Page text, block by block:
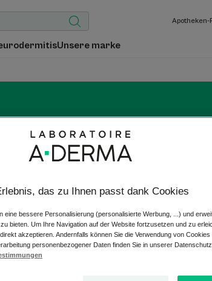
Apotheken-
Unsere marke
und Narben (einschließlich oberflächlicher
Pflegeprodukte* mit Rhealba®
Anbau.
das zu Ihnen passt dank Cookies
eine bessere Personalisierung (personalisierte Werbung, ...) und
bieten. Um Ihre Navigation auf der Website fortzusetzen und zu
akzeptieren. Andernfalls können Sie die Verwendung von
personenbezogener Daten finden Sie in unserer